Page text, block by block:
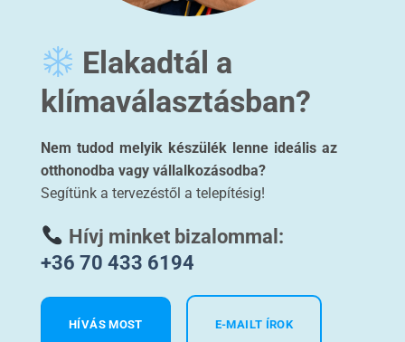
Elakadtál a
klímaválasztásban?
Nem tudod melyik készülék lenne ideális az
otthonodba vagy vállalkozásodba?
Segítünk a tervezéstől a telepítésig!
Hívj minket bizalommal:
+36 70 433 6194
HÍVÁS MOST E-MAILT ÍROK